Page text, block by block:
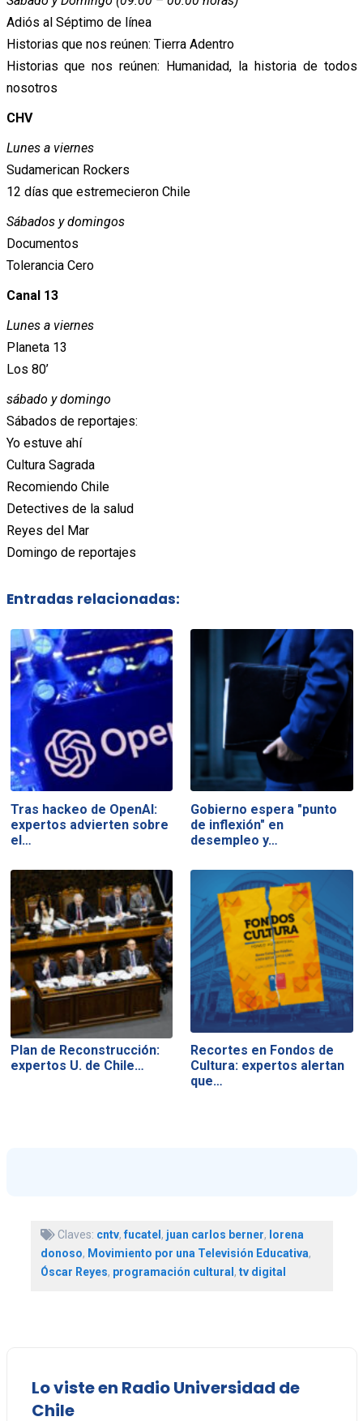
Adiós al Séptimo de línea
Historias que nos reúnen: Tierra Adentro
Historias que nos reúnen: Humanidad, la historia de todos
nosotros
CHV
Lunes a viernes
Sudamerican Rockers
12 días que estremecieron Chile
Sábados y domingos
Documentos
Tolerancia Cero
Canal 13
Lunes a viernes
Planeta 13
Los 80’
sábado y domingo
Sábados de reportajes:
Yo estuve ahí
Cultura Sagrada
Recomiendo Chile
Detectives de la salud
Reyes del Mar
Domingo de reportajes
Entradas relacionadas:
Tras hackeo de OpenAI:
expertos advierten sobre
el…
Gobierno espera "punto
de inflexión" en
desempleo y…
Plan de Reconstrucción:
expertos U. de Chile…
Recortes en Fondos de
Cultura: expertos alertan
que…
Claves: cntv,fucatel , juan carlos berner, lorena
donoso, Movimiento por una Televisión Educativa,
Óscar Reyes, programación cultural , tv digital
Lo viste en Radio Universidad de
Chile